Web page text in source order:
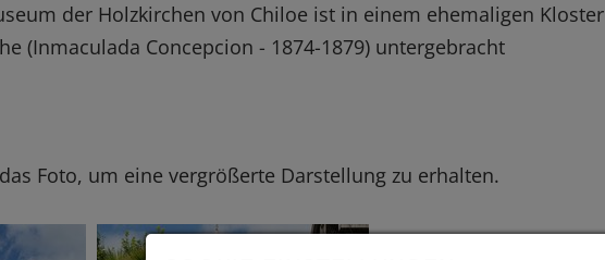
der Holzkirchen von Chiloe ist in einem ehemaligen Kloster
(Inmaculada Concepcion - 1874-1879) untergebracht
Foto, um eine vergrößerte Darstellung zu erhalten.